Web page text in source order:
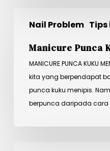
Nail Problem Tips
Punca
Menipis?
Manicure Punca
MANICURE PUNCA KUKU
kita yang berpendapat
punca kuku menipis.
berpunca daripada cara